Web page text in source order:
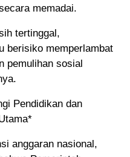
memadai.
tertinggal,
berisiko memperlambat
pemulihan sosial
Pendidikan dan
anggaran nasional,